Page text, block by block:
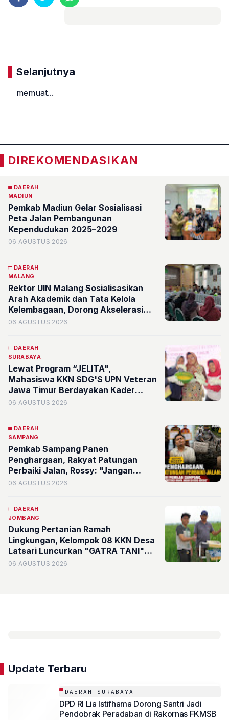
Selanjutnya
memuat...
DIREKOMENDASIKAN
DAERAH
MADIUN
Pemkab Madiun Gelar Sosialisasi
Peta Jalan Pembangunan
Kependudukan 2025–2029
06 AGUSTUS 2026
DAERAH
MALANG
Rektor UIN Malang Sosialisasikan
Arah Akademik dan Tata Kelola
Kelembagaan, Dorong Akselerasi
Kualitas Fakultas Syariah
06 AGUSTUS 2026
DAERAH
SURABAYA
Lewat Program “JELITA",
Mahasiswa KKN SDG'S UPN Veteran
Jawa Timur Berdayakan Kader
serta Karang Taruna RW 07
06 AGUSTUS 2026
DAERAH
SAMPANG
Pemkab Sampang Panen
Penghargaan, Rakyat Patungan
Perbaiki Jalan, Rossy: "Jangan
Sampai Prestasi Hanya Indah di Atas
06 AGUSTUS 2026
DAERAH
JOMBANG
Dukung Pertanian Ramah
Lingkungan, Kelompok 08 KKN Desa
Latsari Luncurkan "GATRA TANI"
Bertenaga Surya
06 AGUSTUS 2026
Update Terbaru
DAERAH SURABAYA
DPD RI Lia Istifhama Dorong Santri Jadi
Pendobrak Peradaban di Rakornas FKMSB